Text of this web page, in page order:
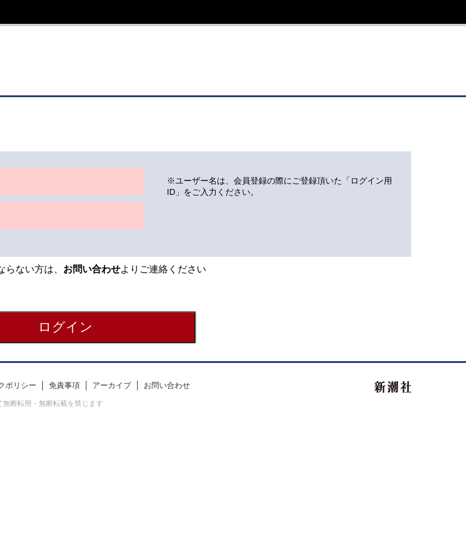
※ユーザー名は、会員登録の際にご登録頂いた「ログイン用
ID」をご入力ください。
ない方は、 お問い合わせよりご連絡ください
ポリシー 免責事項 アーカイブ お問い合わせ
断転用・無断転載を禁じます